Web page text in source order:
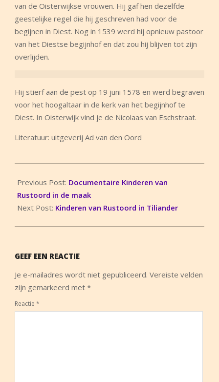
van de Oisterwijkse vrouwen. Hij gaf hen dezelfde
geestelijke regel die hij geschreven had voor de
begijnen in Diest. Nog in 1539 werd hij opnieuw pastoor
van het Diestse begijnhof en dat zou hij blijven tot zijn
overlijden.
Hij stierf aan de pest op 19 juni 1578 en werd begraven
voor het hoogaltaar in de kerk van het begijnhof te
Diest. In Oisterwijk vind je de Nicolaas van Eschstraat.
Literatuur: uitgeverij Ad van den Oord
01-
11
Previous Post: Documentaire Kinderen van
Rustoord in de maak
Next Post: Kinderen van Rustoord in Tiliander
GEEF EEN REACTIE
Je e-mailadres wordt niet gepubliceerd. Vereiste velden
zijn gemarkeerd met *
Reactie *